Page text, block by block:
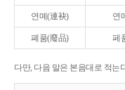
연몌(連袂) 연
폐품(廢品) 페
다만, 다음 말은 본음대로 적는